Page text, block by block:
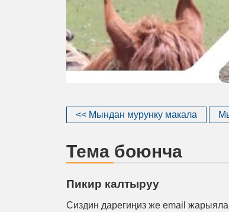
<< Мындан мурунку макала
Тема боюнча
Пикир калтыруу
Сиздин дарегиңиз же email